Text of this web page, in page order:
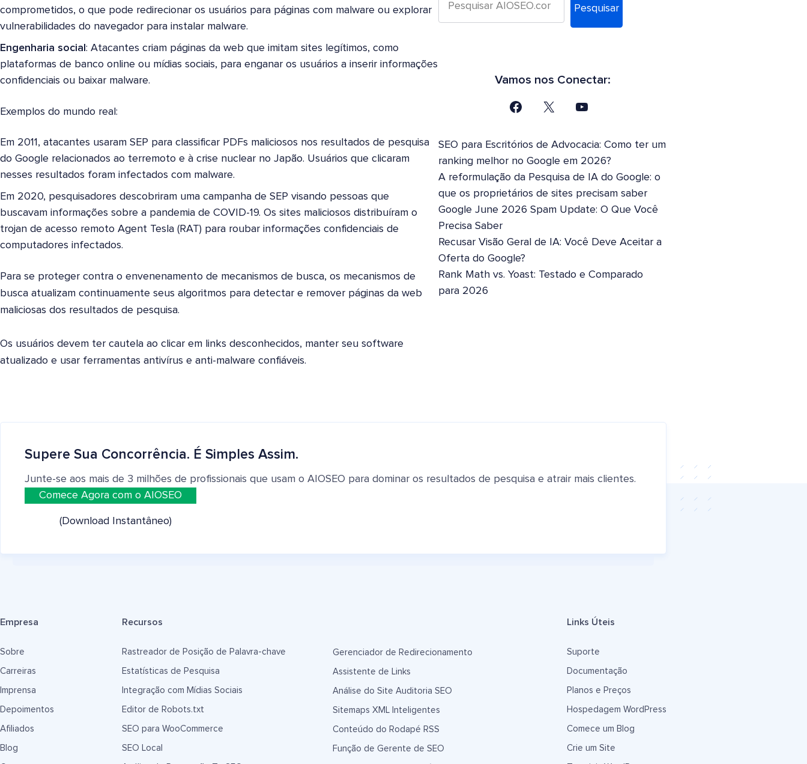
comprometidos, o que pode redirecionar os usuários para páginas com malware ou explorar
vulnerabilidades do navegador para instalar malware.
Engenharia social : Atacantes criam páginas da web que imitam sites legítimos, como
plataformas de banco online ou mídias sociais, para enganar os usuários a inserir informações
confidenciais ou baixar malware.
Exemplos do mundo real:
Em 2011, atacantes usaram SEP para classificar PDFs maliciosos nos resultados de pesquisa
do Google relacionados ao terremoto e à crise nuclear no Japão. Usuários que clicaram
nesses resultados foram infectados com malware.
Em 2020, pesquisadores descobriram uma campanha de SEP visando pessoas que
buscavam informações sobre a pandemia de COVID-19. Os sites maliciosos distribuíram o
trojan de acesso remoto Agent Tesla (RAT) para roubar informações confidenciais de
computadores infectados.
Para se proteger contra o envenenamento de mecanismos de busca, os mecanismos de
busca atualizam continuamente seus algoritmos para detectar e remover páginas da web
maliciosas dos resultados de pesquisa.
Os usuários devem ter cautela ao clicar em links desconhecidos, manter seu software
atualizado e usar ferramentas antivírus e anti-malware confiáveis.
Pesquisar
Vamos nos Conectar:
SEO para Escritórios de Advocacia: Como ter um
ranking melhor no Google em 2026?
A reformulação da Pesquisa de IA do Google: o
que os proprietários de sites precisam saber
Google June 2026 Spam Update: O Que Você
Precisa Saber
Recusar Visão Geral de IA: Você Deve Aceitar a
Oferta do Google?
Rank Math vs. Yoast: Testado e Comparado
para 2026
Supere Sua Concorrência. É Simples Assim.
Junte-se aos mais de 3 milhões de profissionais que usam o AIOSEO para dominar os resultados de pesquisa e atrair mais clientes.
Comece Agora com o AIOSEO
(Download Instantâneo)
Empresa
Sobre
Carreiras
Imprensa
Depoimentos
Afiliados
Blog
Recursos
Rastreador de Posição de Palavra-chave
Estatísticas de Pesquisa
Integração com Mídias Sociais
Editor de Robots.txt
SEO para WooCommerce
SEO Local
Gerenciador de Redirecionamento
Assistente de Links
Análise do Site Auditoria SEO
Sitemaps XML Inteligentes
Conteúdo do Rodapé RSS
Função de Gerente de SEO
Links Úteis
Suporte
Documentação
Planos e Preços
Hospedagem WordPress
Comece um Blog
Crie um Site